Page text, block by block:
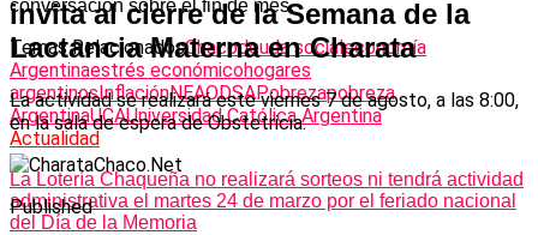
conversación sobre el fin de mes.
Temas RelacionadosChacodeuda socialeconomía
Argentinaestrés económicohogares
argentinosInflaciónNEAODSAPobrezapobreza
ArgentinaUCAUniversidad Católica Argentina
Actualidad
La Lotería Chaqueña no realizará sorteos ni tendrá actividad
administrativa el martes 24 de marzo por el feriado nacional
del Día de la Memoria
invita al cierre de la Semana de la
Lactancia Materna en Charata
La actividad se realizará este viernes 7 de agosto, a las 8:00,
en la sala de espera de Obstetricia.
Published